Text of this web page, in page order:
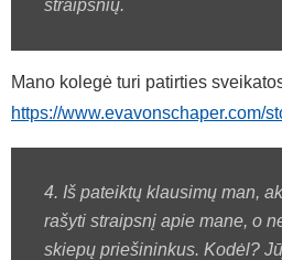
straipsnių.
Mano kolegė turi patirties
https://www.evavonschaper.com/
4. Iš pateiktų klausimų man,
rašyti straipsnį apie mane, o
skiepų priešininkus. Kodėl?